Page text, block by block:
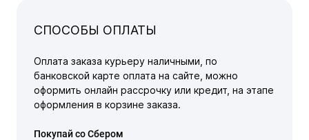
СПОСОБЫ ОПЛАТЫ
Оплата заказа курьеру наличными, по
банковской карте оплата на сайте, можно
оформить онлайн рассрочку или кредит, на этапе
оформления в корзине заказа.
Покупай со Сбером